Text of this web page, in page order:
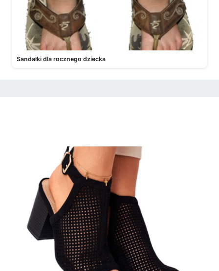
Sandałki dla rocznego dziecka